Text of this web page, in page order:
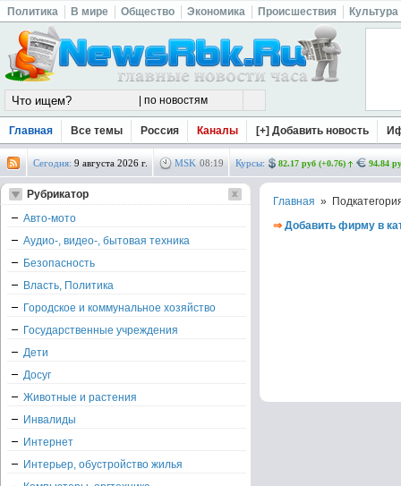
Политика В мире Общество Экономика Происшествия Культура
Главная Все темы Россия Каналы [+] Добавить новость
Сегодня: 9 августа 2026 г. MSK 08:19 Курсы: 82.17 руб (+0.76) 94.84
Главная »
⇒ Добавить фирму в
Рубрикатор
Авто-мото
Аудио-, видео-, бытовая техника
Безопасность
Власть, Политика
Городское и коммунальное хозяйство
Государственные учреждения
Дети
Досуг
Животные и растения
Инвалиды
Интернет
Интерьер, обустройство жилья